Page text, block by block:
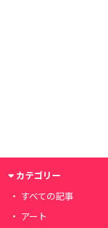
カテゴリー
すべての記事
アート